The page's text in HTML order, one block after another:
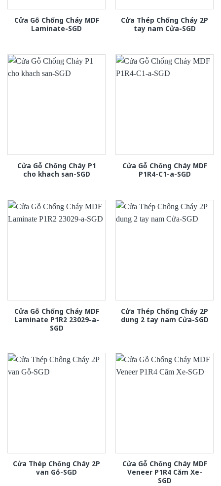
Cửa Gỗ Chống Cháy MDF
Laminate-SGD
Cửa Thép Chống Cháy 2P
tay nam Cửa-SGD
Cửa Gỗ Chống Cháy P1
cho khach san-SGD
Cửa Gỗ Chống Cháy MDF
P1R4-C1-a-SGD
Cửa Gỗ Chống Cháy MDF
Laminate P1R2 23029-a-
SGD
Cửa Thép Chống Cháy 2P
dung 2 tay nam Cửa-SGD
Cửa Thép Chống Cháy 2P
van Gỗ-SGD
Cửa Gỗ Chống Cháy MDF
Veneer P1R4 Căm Xe-
SGD